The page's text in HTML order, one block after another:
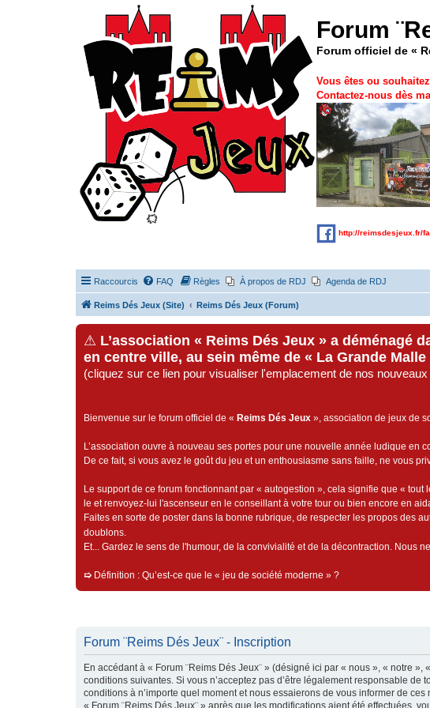
Forum
Forum officiel de «
Vous êtes ou
Contactez-nous dès
http://reimsdesjeux.fr/
Raccourcis FAQ Règles À propos de RDJ Agenda de RDJ
Reims Dés Jeux (Site) Reims Dés Jeux (Forum)
⚠ L’association « Reims Dés Jeux » a
en centre ville, au sein même de « La Grande
(cliquez sur ce lien pour visualiser l'emplacement de nos
Bienvenue sur le forum officiel de « Reims Dés Jeux », association de jeux de
L’association ouvre à nouveau ses portes pour une nouvelle année ludique en
De ce fait, si vous avez le goût du jeu et un enthousiasme sans faille, ne vous
Le support de ce forum fonctionnant par « autogestion », cela signifie que «
le et renvoyez-lui l'ascenseur en le conseillant à votre tour ou bien encore en
Faites en sorte de poster dans la bonne rubrique, de respecter les propos des
doublons.
Et... Gardez le sens de l'humour, de la convivialité et de la décontraction. Nous
➯ Définition : Qu’est-ce que le « jeu de société moderne » ?
Forum ¨Reims Dés Jeux¨ - Inscription
En accédant à « Forum ¨Reims Dés Jeux¨ » (désigné ici par « nous », « notre
conditions suivantes. Si vous n’acceptez pas d’être légalement responsable
conditions à n’importe quel moment et nous essaierons de vous informer de
« Forum ¨Reims Dés Jeux¨ » après que les modifications aient été effectuées,